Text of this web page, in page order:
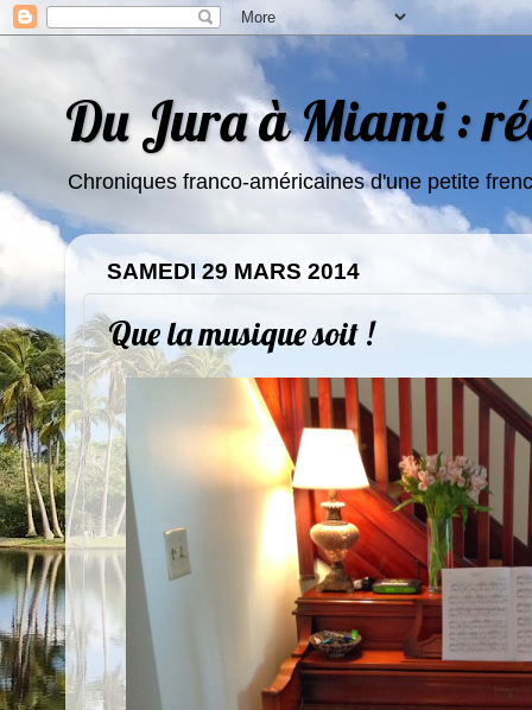
Du Jura à Miami :
Chroniques franco-américaines d'une petite
SAMEDI 29 MARS 2014
Que la musique soit !